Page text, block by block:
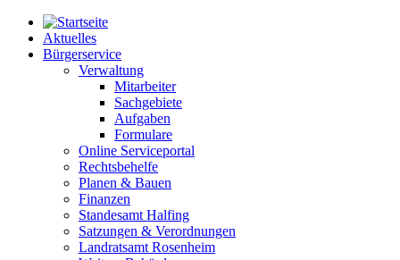
Aktuelles
Bürgerservice
Verwaltung
Mitarbeiter
Sachgebiete
Aufgaben
Formulare
Online Serviceportal
Rechtsbehelfe
Planen & Bauen
Finanzen
Standesamt Halfing
Satzungen & Verordnungen
Landratsamt Rosenheim